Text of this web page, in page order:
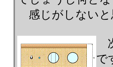
感じがしないと
で